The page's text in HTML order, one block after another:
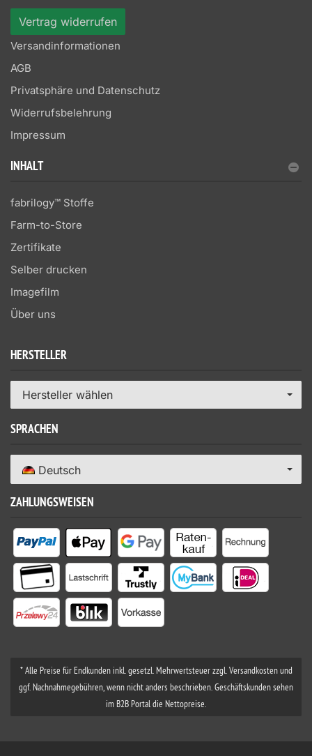
Vertrag widerrufen
Versandinformationen
AGB
Privatsphäre und Datenschutz
Widerrufsbelehrung
Impressum
INHALT
fabrilogy™ Stoffe
Farm-to-Store
Zertifikate
Selber drucken
Imagefilm
Über uns
HERSTELLER
Hersteller wählen
SPRACHEN
Deutsch
ZAHLUNGSWEISEN
* Alle Preise für Endkunden inkl. gesetzl. Mehrwertsteuer zzgl. Versandkosten und
ggf. Nachnahmegebühren, wenn nicht anders beschrieben. Geschäftskunden sehen
im B2B Portal die Nettopreise.